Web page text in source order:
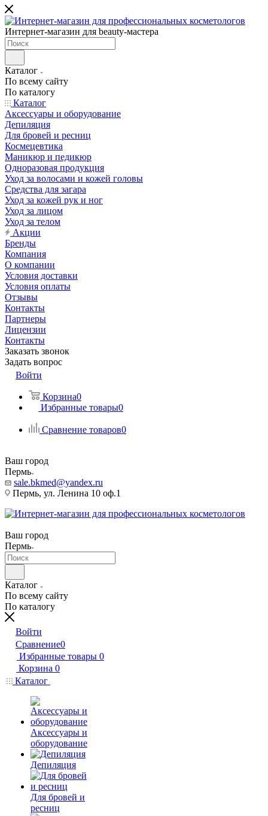
Интернет-магазин для beauty-мастера
Каталог
По всему сайту
По каталогу
Каталог
Аксессуары и оборудование
Депиляция
Для бровей и ресниц
Космецевтика
Маникюр и педикюр
Одноразовая продукция
Уход за волосами и кожей головы
Средства для загара
Уход за кожей рук и ног
Уход за лицом
Уход за телом
Акции
Бренды
Компания
О компании
Условия доставки
Условия оплаты
Отзывы
Контакты
Партнеры
Лицензии
Контакты
Заказать звонок
Задать вопрос
Войти
Корзина0
Избранные товары0
Сравнение товаров0
Ваш город
Пермь
sale.bkmed@yandex.ru
Пермь, ул. Ленина 10 оф.1
Ваш город
Пермь
Каталог
По всему сайту
По каталогу
Войти
Сравнение0
Избранные товары 0
Корзина 0
Каталог
Аксессуары и
оборудование
Депиляция
Для бровей и
ресниц